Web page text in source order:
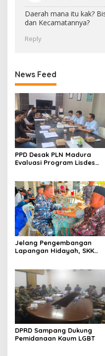
Daerah mana itu kak?
dan Kecamatannya?
Reply
News Feed
PPD Desak PLN Madura
Evaluasi Program Lisdes
Jelang Pengembangan
Lapangan Hidayah, SKK
Nelayan Sampang
DPRD Sampang Dukung
Pemidanaan Kaum LGBT